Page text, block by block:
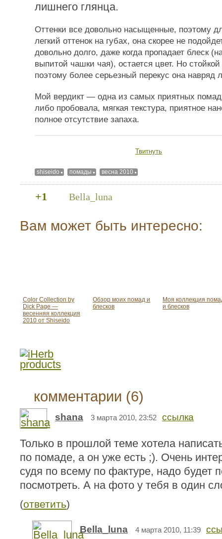
лишнего глянца.
Оттенки все довольно насыщенные, поэтому
легкий оттенок на губах, она скорее не
довольно долго, даже когда пропадает блеск
выпитой чашки чая), остается цвет. Но
поэтому более серьезный перекус она навряд
Мой вердикт — одна из самых приятных
либо пробовала, мягкая текстура, приятное
полное отсутствие запаха.
Твитнуть
shiseido помады весна 2010
+1 Bella_luna
Вам может быть интересно:
Color Collection by
Dick Page —
весенняя коллекция
2010 от Shiseido
Обзор моих помад и
блесков
Моя коллекция
и блесков
комментарии (6)
shana 3 марта 2010, 23:52 ссылка
Только в прошлой теме хотела
по помаде, а он уже есть ;). Очень
судя по всему по фактуре, надо будет
посмотреть. А на фото у тебя в один
(ответить)
Bella_luna 4 марта 2010, 11:39